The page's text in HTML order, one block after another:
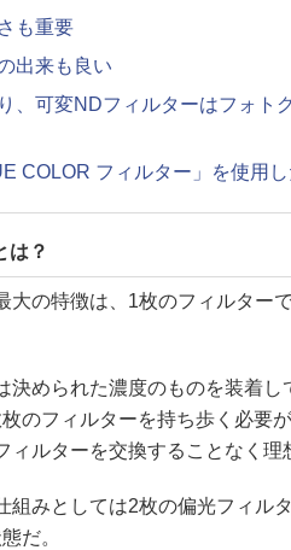
も重要
出来も良い
、可変NDフィルターはフォト
COLOR フィルター」を使用
は？
大の特徴は、1枚のフィルター
決められた濃度のものを装着
のフィルターを持ち歩く必要
ィルターを交換することなく理
組みとしては2枚の偏光フィル
だ。